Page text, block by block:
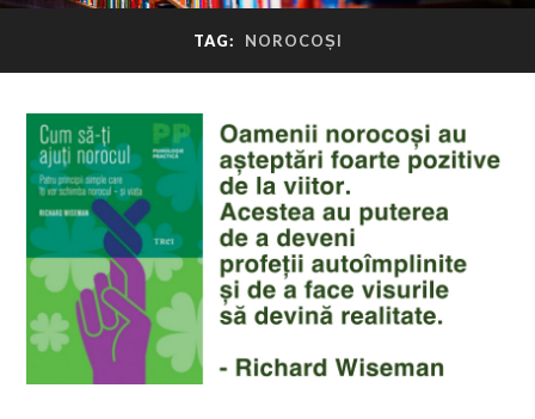
TAG: NOROCOȘI